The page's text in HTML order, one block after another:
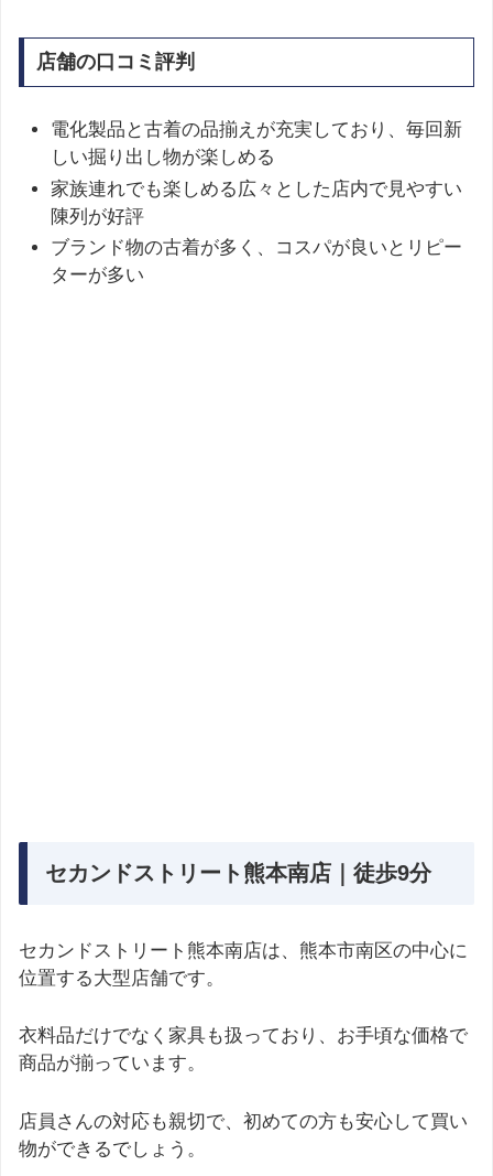
店舗の口コミ評判
電化製品と古着の品揃えが充実しており、毎回新
しい掘り出し物が楽しめる
家族連れでも楽しめる広々とした店内で見やすい
陳列が好評
ブランド物の古着が多く、コスパが良いとリピー
ターが多い
セカンドストリート熊本南店｜徒歩9分
セカンドストリート熊本南店は、熊本市南区の中心に
位置する大型店舗です。
衣料品だけでなく家具も扱っており、お手頃な価格で
商品が揃っています。
店員さんの対応も親切で、初めての方も安心して買い
物ができるでしょう。